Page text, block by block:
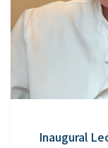
Inaugural